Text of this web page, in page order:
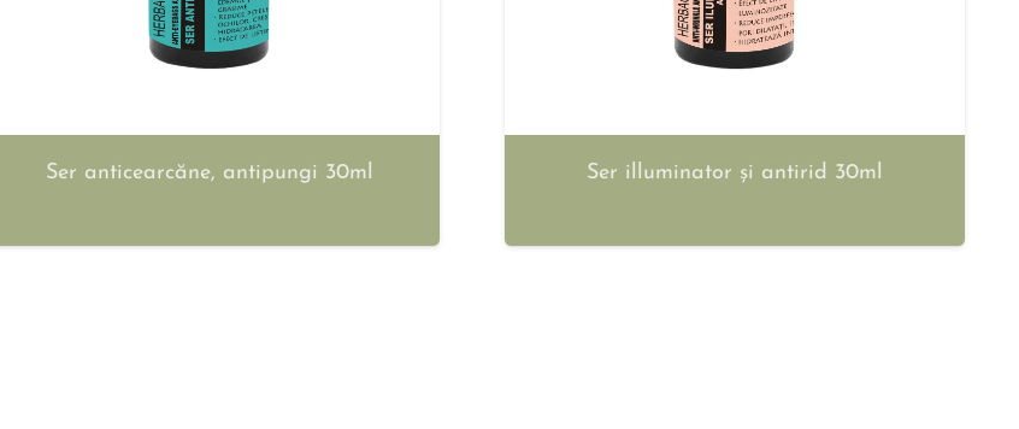
Ser anticearcăne, antipungi 30ml Ser illuminator și antirid 30ml